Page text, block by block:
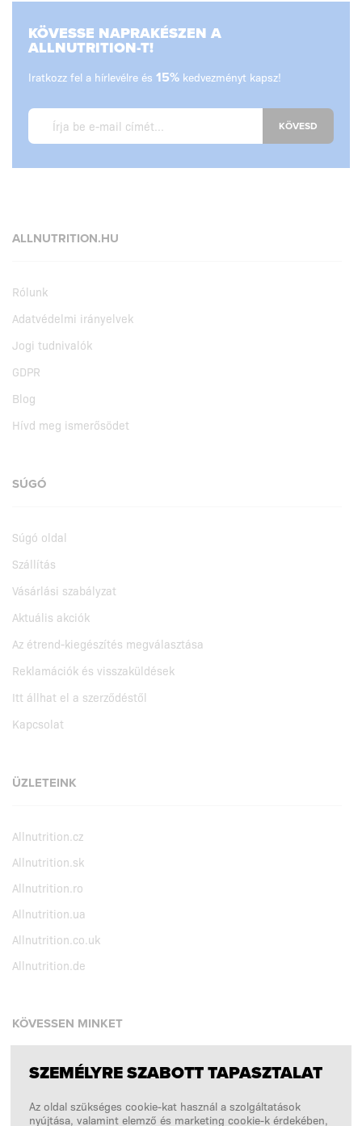
KÖVESSE NAPRAKÉSZEN A
ALLNUTRITION-T!
Iratkozz fel a hírlevélre és 15% kedvezményt kapsz!
KÖVESD
ALLNUTRITION.HU
Rólunk
Adatvédelmi irányelvek
Jogi tudnivalók
GDPR
Blog
Hívd meg ismerősödet
SÚGÓ
Súgó oldal
Szállítás
Vásárlási szabályzat
Aktuális akciók
Az étrend-kiegészítés megválasztása
Reklamációk és visszaküldések
Itt állhat el a szerződéstől
Kapcsolat
ÜZLETEINK
Allnutrition.cz
Allnutrition.sk
Allnutrition.ro
Allnutrition.ua
Allnutrition.co.uk
Allnutrition.de
KÖVESSEN MINKET
Facebook
Instagram
SZEMÉLYRE SZABOTT TAPASZTALAT
Az oldal szükséges cookie-kat használ a szolgáltatások
nyújtása, valamint elemző és marketing cookie-k érdekében,